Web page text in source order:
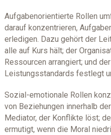
Aufgabenorientierte Rollen
darauf konzentrieren,
erledigen. Dazu gehört der
alle auf Kurs hält; der
Ressourcen arrangiert; und
Leistungsstandards festlegt
Sozial-emotionale Rollen
von Beziehungen innerhalb
Mediator, der Konflikte löst;
ermutigt, wenn die Moral